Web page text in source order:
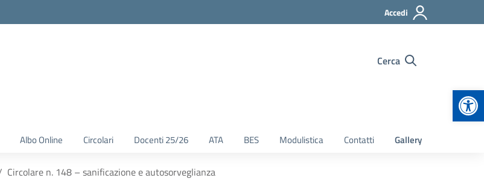
Accedi
Cerca
Albo Online Circolari Docenti 25/26 ATA BES Modulistica Contatti Gallery
Circolare n. 148 – sanificazione e autosorveglianza